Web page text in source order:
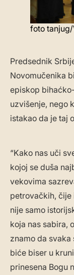
foto
Predsednik
Novomučenika
episkop
uzvišenje, nego
istakao da je taj
“Kako nas uči
kojoj se duša
vekovima
petrovačkih, čije
nije samo
koja nas sabira,
znamo da
biće biser u
prinesena Bogu